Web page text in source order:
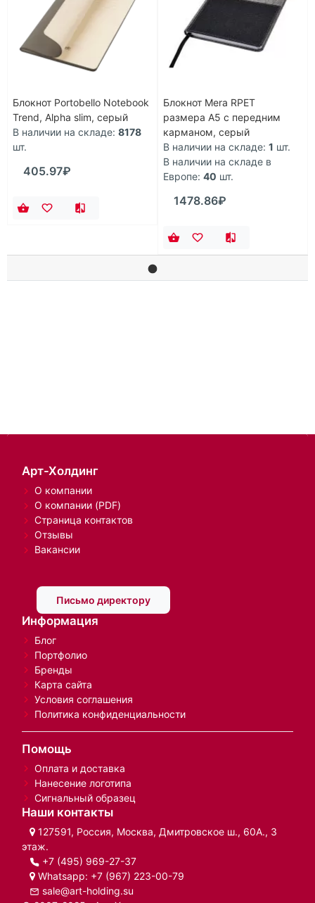
Блокнот Portobello Notebook
Trend, Alpha slim, серый
В наличии на складе: 8178
шт.
405.97₽
Блокнот Mera RPET
размера A5 с передним
карманом, серый
В наличии на складе: 1 шт.
В наличии на складе в
Европе: 40 шт.
1478.86₽
Арт-Холдинг
О компании
О компании (PDF)
Страница контактов
Отзывы
Вакансии
Письмо директору
Информация
Блог
Портфолио
Бренды
Карта сайта
Условия соглашения
Политика конфиденциальности
Помощь
Оплата и доставка
Нанесение логотипа
Сигнальный образец
Наши контакты
127591, Россия, Москва, Дмитровское ш., 60А., 3
этаж.
+7 (495) 969-27-37
Whatsapp: +7 (967) 223-00-79
sale@art-holding.su